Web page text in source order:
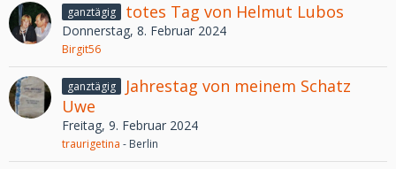
ganztägig totes Tag von Helmut Lubos
Donnerstag, 8. Februar 2024
Birgit56
ganztägig
Jahrestag von meinem Schatz
Uwe
Freitag, 9. Februar 2024
traurigetina - Berlin